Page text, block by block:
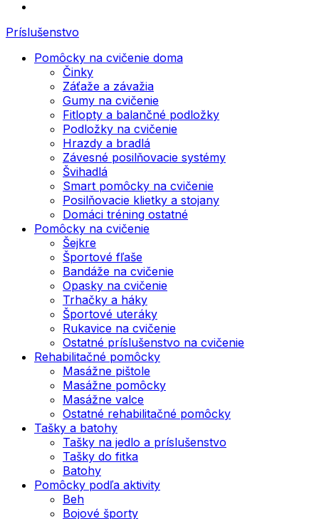
Príslušenstvo
Pomôcky na cvičenie doma
Činky
Záťaže a závažia
Gumy na cvičenie
Fitlopty a balančné podložky
Podložky na cvičenie
Hrazdy a bradlá
Závesné posilňovacie systémy
Švihadlá
Smart pomôcky na cvičenie
Posilňovacie klietky a stojany
Domáci tréning ostatné
Pomôcky na cvičenie
Šejkre
Športové fľaše
Bandáže na cvičenie
Opasky na cvičenie
Trhačky a háky
Športové uteráky
Rukavice na cvičenie
Ostatné príslušenstvo na cvičenie
Rehabilitačné pomôcky
Masážne pištole
Masážne pomôcky
Masážne valce
Ostatné rehabilitačné pomôcky
Tašky a batohy
Tašky na jedlo a príslušenstvo
Tašky do fitka
Batohy
Pomôcky podľa aktivity
Beh
Bojové športy